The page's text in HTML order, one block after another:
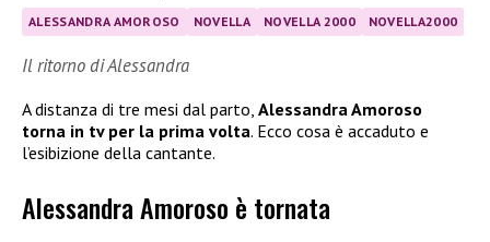
ALESSANDRA AMOROSO NOVELLA NOVELLA 2000 NOVELLA2000
Il ritorno di Alessandra
A distanza di tre mesi dal parto, Alessandra Amoroso
torna in tv per la prima volta. Ecco cosa è accaduto e
l’esibizione della cantante.
Alessandra Amoroso è tornata